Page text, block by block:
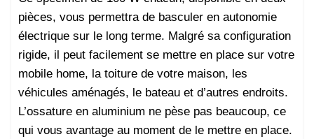
pièces, vous permettra de basculer en autonomie
électrique sur le long terme. Malgré sa configuration
rigide, il peut facilement se mettre en place sur votre
mobile home, la toiture de votre maison, les
véhicules aménagés, le bateau et d’autres endroits.
L’ossature en aluminium ne pèse pas beaucoup, ce
qui vous avantage au moment de le mettre en place.